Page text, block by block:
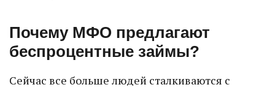
Почему МФО предлагают
беспроцентные займы?
Сейчас все больше людей сталкиваются с